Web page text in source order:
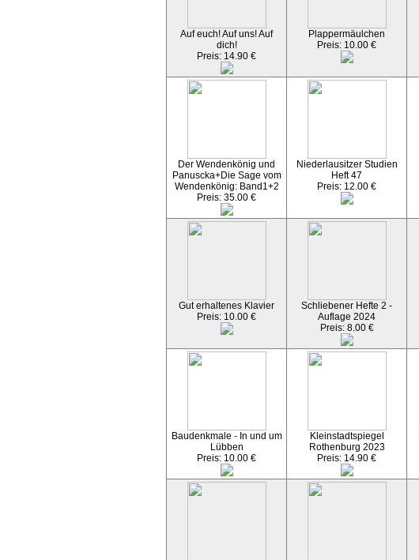
Auf euch! Auf uns! Auf
dich!
Preis: 14.90 €
Plappermäulchen
Preis: 10.00 €
Der Wendenkönig und
Panuscka+Die Sage vom
Wendenkönig: Band1+2
Preis: 35.00 €
Niederlausitzer Studien
Heft 47
Preis: 12.00 €
Gut erhaltenes Klavier
Preis: 10.00 €
Schliebener Hefte 2 -
Auflage 2024
Preis: 8.00 €
Baudenkmale - In und um
Lübben
Preis: 10.00 €
Kleinstadtspiegel
Rothenburg 2023
Preis: 14.90 €